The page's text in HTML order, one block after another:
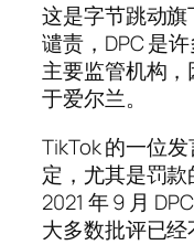
这是字节跳动旗
谴责，DPC 是
主要监管机构
于爱尔兰。
TikTok 的一位
定，尤其是罚
2021 年 9 月
大多数批评已经